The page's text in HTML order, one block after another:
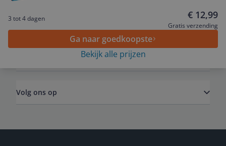
3 tot 4 dagen € 12,99
Gratis verzending
Ga naar goedkoopste
Bekijk alle prijzen
Algemeen
Volg ons op